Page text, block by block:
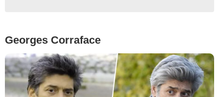
Georges Corraface